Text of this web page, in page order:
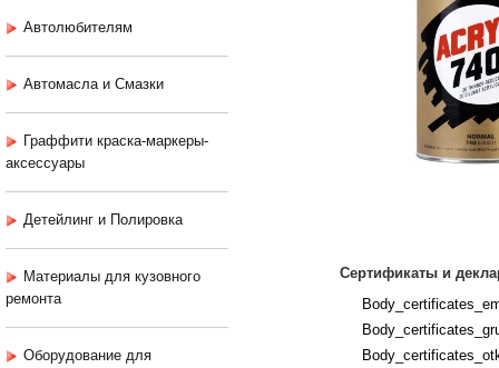
Автолюбителям
Автомасла и Смазки
Граффити краска-маркеры-
аксессуары
Детейлинг и Полировка
Материалы для кузовного
ремонта
Оборудование для
Сертификаты и